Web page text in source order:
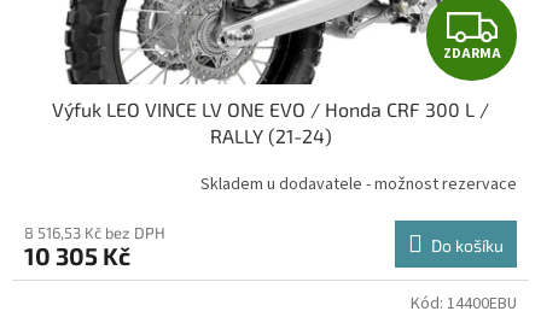
Z
D
R
M
A
ZDARMA
Výfuk LEO VINCE LV ONE EVO / Honda CRF 300 L /
RALLY (21-24)
Skladem u dodavatele - možnost rezervace
8 516,53 Kč bez DPH
10 305 Kč Do košíku
Kód: 14400EBU